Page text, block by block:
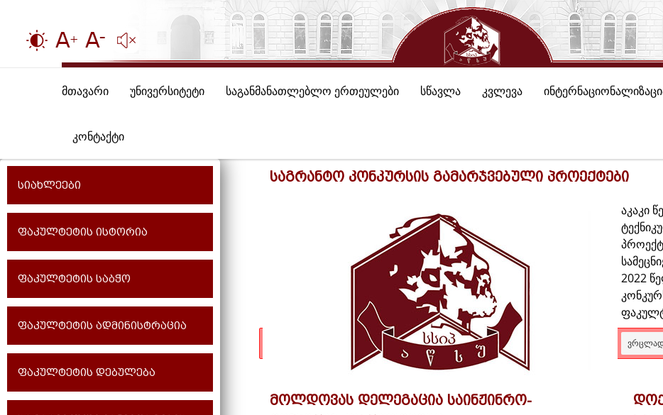
მთავარი უნივერსიტეტი საგანმანათლებლო ერთეულები სწავლა კვლევა
კონტაქტი
სიახლეები
ფაკულტეტის ისტორია
ფაკულტეტის საბჭო
ფაკულტეტის ადმინისტრაცია
ფაკულტეტის დებულება
საგრანტო კონკურსის გამარჯვებული პროექტები
აკაკი
2022
მოლდოვას დელეგაცია საინჟინრო-